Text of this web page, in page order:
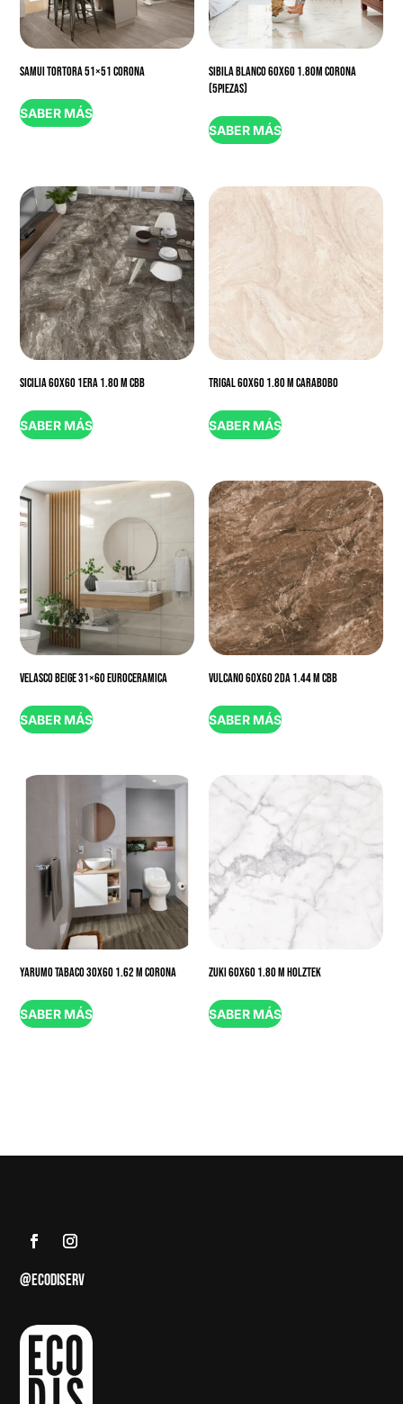
SAMUI TORTORA 51×51 CORONA
SABER MÁS
SIBILA BLANCO 60X60 1.80M CORONA
(5PIEZAS)
SABER MÁS
SICILIA 60X60 1ERA 1.80 M CBB
SABER MÁS
TRIGAL 60X60 1.80 M CARABOBO
SABER MÁS
VELASCO BEIGE 31×60 EUROCERAMICA
SABER MÁS
VULCANO 60X60 2DA 1.44 M CBB
SABER MÁS
YARUMO TABACO 30X60 1.62 M CORONA
SABER MÁS
ZUKI 60X60 1.80 M HOLZTEK
SABER MÁS
@ECODISERV